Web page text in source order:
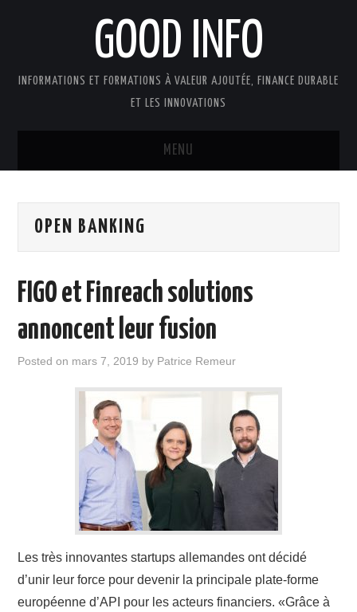
GOOD INFO
INFORMATIONS ET FORMATIONS À VALEUR AJOUTÉE, FINANCE DURABLE
ET LES INNOVATIONS
MENU
GOOD INFO DANS LA PRESSE
OPEN BANKING
FIGO et Finreach solutions
annoncent leur fusion
Posted on mars 7, 2019 by Patrice Remeur
Les très innovantes startups allemandes ont décidé
d’unir leur force pour devenir la principale plate-forme
européenne d’API pour les acteurs financiers. «Grâce à